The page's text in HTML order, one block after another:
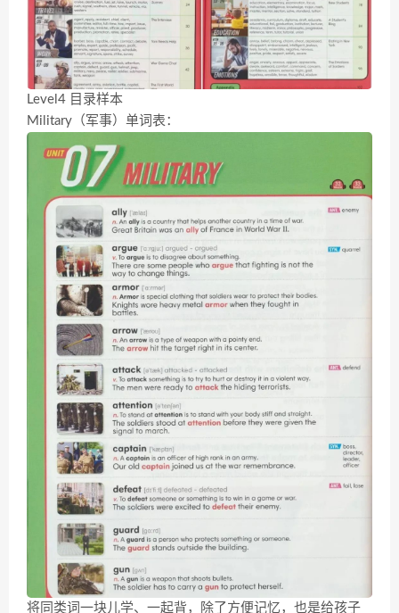
Level4 目录样本
Military（军事）单词表：
将同类词一块儿学、一起背，除了方便记忆，也是给孩子